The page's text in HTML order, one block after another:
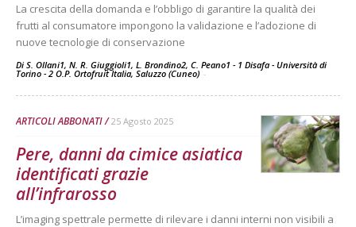
La crescita della domanda e l’obbligo di garantire la qualità dei
frutti al consumatore impongono la validazione e l’adozione di
nuove tecnologie di conservazione
Di S. Ollani1, N. R. Giuggioli1, L. Brondino2, C. Peano1 - 1 Disafa - Università di
Torino - 2 O.P. Ortofruit Italia, Saluzzo (Cuneo) -
ARTICOLI ABBONATI 25 Agosto 2025
Pere, danni da cimice asiatica
identificati grazie
all’infrarosso
L’imaging spettrale permette di rilevare i danni interni non visibili a